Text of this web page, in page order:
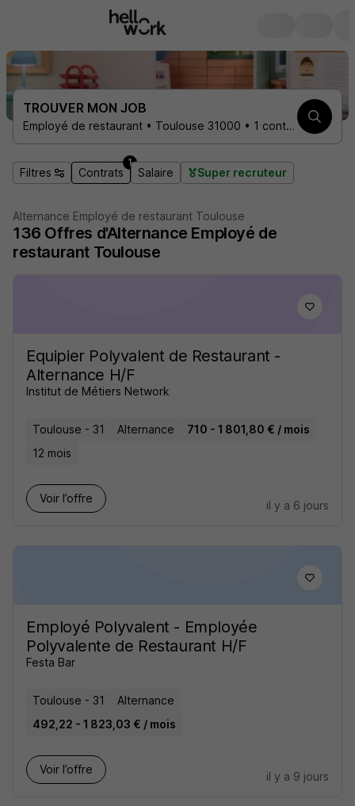
TROUVER MON JOB
Employé de restaurant • Toulouse 31000 • 1 contrat
Filtres Contrats
1
Salaire Super recruteur
Alternance Employé de restaurant Toulouse
136 Offres d'Alternance Employé de
restaurant Toulouse
Equipier Polyvalent de Restaurant -
Alternance H/F
Institut de Métiers Network
Toulouse - 31 Alternance
710 - 1 801,80 € / mois
12 mois
Voir l’offre
il y a 6 jours
Employé Polyvalent - Employée
Polyvalente de Restaurant H/F
Festa Bar
Toulouse - 31
Alternance
492,22 - 1 823,03 € / mois
Voir l’offre
il y a 9 jours